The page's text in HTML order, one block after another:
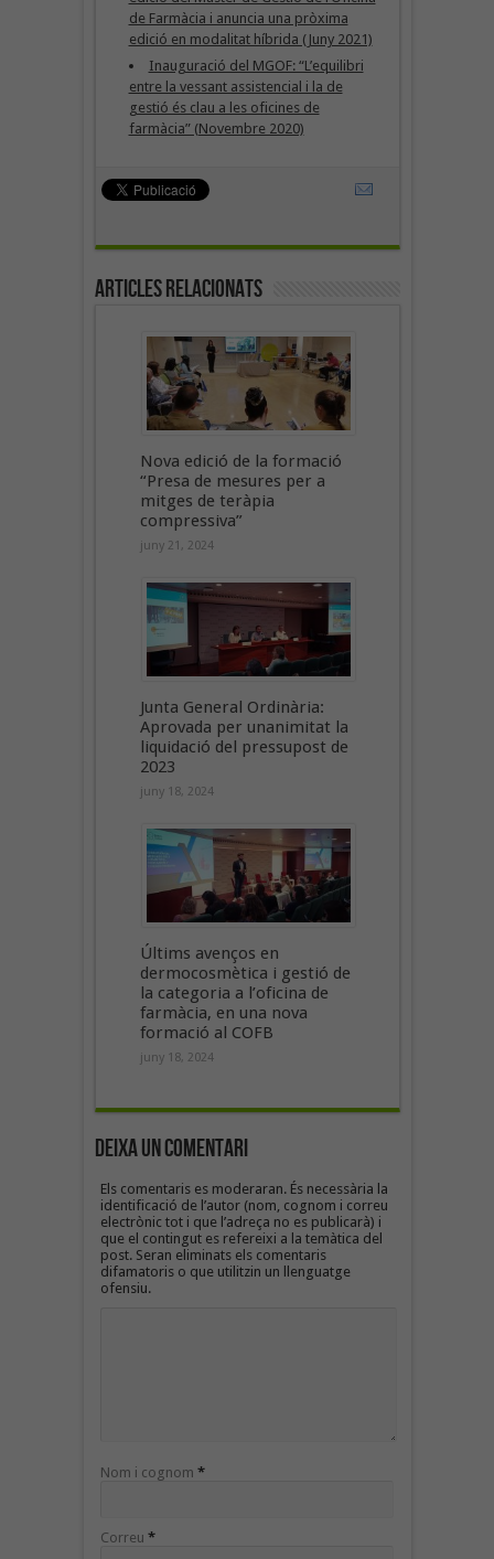
de Farmàcia i anuncia una pròxima
edició en modalitat híbrida (Juny 2021)
Inauguració del MGOF: “L’equilibri
entre la vessant assistencial i la de
gestió és clau a les oficines de
farmàcia” (Novembre 2020)
Articles Relacionats
Nova edició de la formació
“Presa de mesures per a
mitges de teràpia
compressiva”
juny 21, 2024
Junta General Ordinària:
Aprovada per unanimitat la
liquidació del pressupost de
2023
juny 18, 2024
Últims avenços en
dermocosmètica i gestió de
la categoria a l’oficina de
farmàcia, en una nova
formació al COFB
juny 18, 2024
Deixa un Comentari
Els comentaris es moderaran. És necessària la
identificació de l’autor (nom, cognom i correu
electrònic tot i que l’adreça no es publicarà) i
que el contingut es refereixi a la temàtica del
post. Seran eliminats els comentaris
difamatoris o que utilitzin un llenguatge
ofensiu.
Nom i cognom *
Correu *